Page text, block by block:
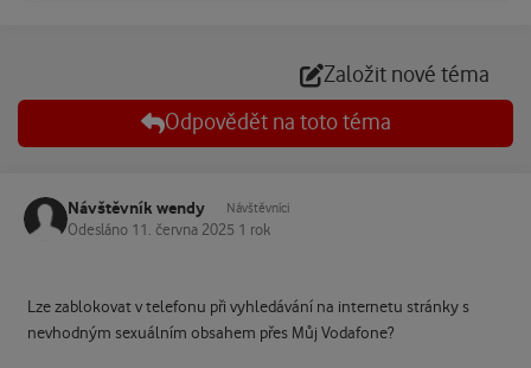
Založit nové téma
Odpovědět na toto téma
Návštěvník wendy Návštěvníci
Odesláno 11. června 2025 1 rok
Lze zablokovat v telefonu při vyhledávání na internetu stránky s
nevhodným sexuálním obsahem přes Můj Vodafone?